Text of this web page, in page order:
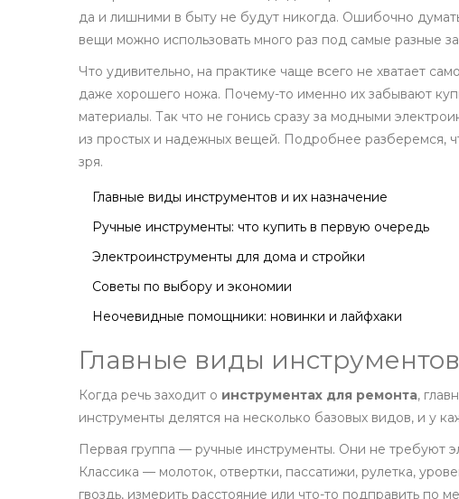
да и лишними в быту не будут никогда. Ошибочно
вещи можно использовать много раз под самые разные
Что удивительно, на практике чаще всего не хватает
даже хорошего ножа. Почему-то именно их забывают
материалы. Так что не гонись сразу за модными
из простых и надежных вещей. Подробнее разберемся,
зря.
Главные виды инструментов и их назначение
Ручные инструменты: что купить в первую очередь
Электроинструменты для дома и стройки
Советы по выбору и экономии
Неочевидные помощники: новинки и лайфхаки
Главные виды
Когда речь заходит о инструментах для ремонта,
инструменты делятся на несколько базовых видов, и у
Первая группа — ручные инструменты. Они не требуют
Классика — молоток, отвертки, пассатижи, рулетка,
гвоздь, измерить расстояние или что-то подправить по